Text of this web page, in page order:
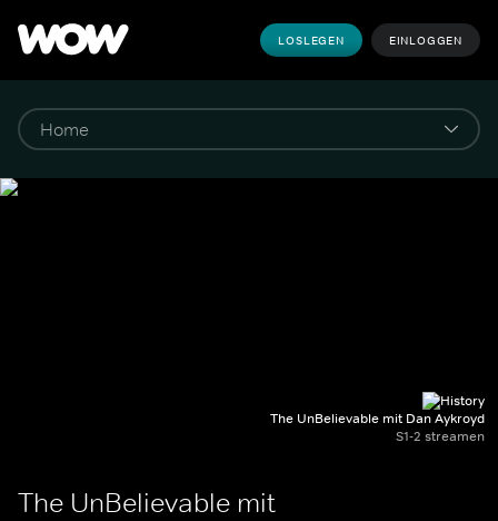
LOSLEGEN EINLOGGEN
The UnBelievable mit Dan Aykroyd
S1-2 streamen
The UnBelievable mit